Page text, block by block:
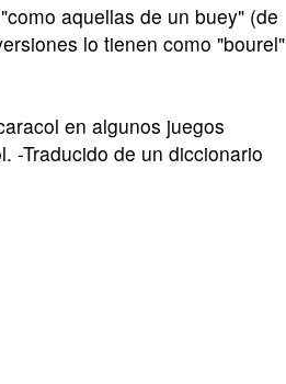
aquellas de un buey" (de
lo tienen como "bourel"
en algunos juegos
-Traducido de un diccionario